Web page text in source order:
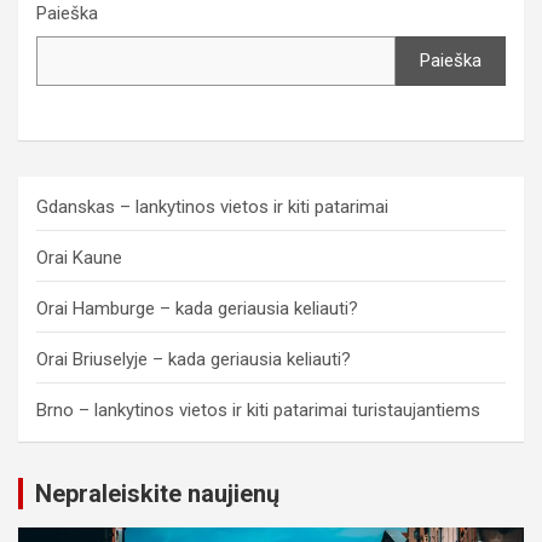
Paieška
Paieška
Gdanskas – lankytinos vietos ir kiti patarimai
Orai Kaune
Orai Hamburge – kada geriausia keliauti?
Orai Briuselyje – kada geriausia keliauti?
Brno – lankytinos vietos ir kiti patarimai turistaujantiems
Nepraleiskite naujienų